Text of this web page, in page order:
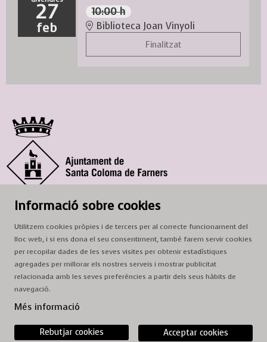
27
feb
10:00 h
Biblioteca Joan Vinyoli
Finalitzat
© Ajuntament de Santa Coloma de Farners
: de dilluns a dissabte, de 9 a 13 h.
Adreça: c. del Prat, 16, 17430 Santa Coloma de Farners
A/e:cultura@scf.cat
Sitemap
Informació sobre cookies
Utilitzem cookies pròpies i de tercers per al correcte funcionament del
lloc web, i si ens dona el seu consentiment, també farem servir cookies
per recopilar dades de les seves visites per obtenir estadístiques
agregades per millorar els nostres serveis i mostrar publicitat
relacionada amb les seves preferències a partir dels seus hàbits de
navegació.
Més informació
Acceptar cookies
Rebutjar cookies